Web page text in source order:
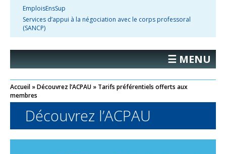
EmploisEnsSup
Services d’appui à la négociation avec le corps professoral
(SANCP)
☰ MENU
Accueil »Découvrez l’ACPAU » Tarifs préférentiels offerts aux
membres
Découvrez l’ACPAU